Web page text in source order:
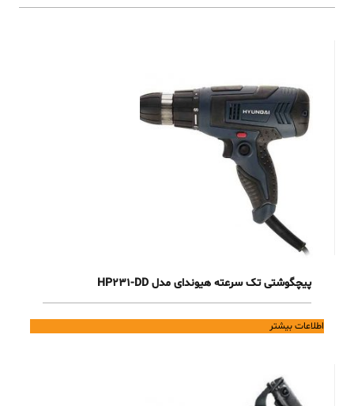
پیچگوشتی تک سرعته هیوندای مدل HP231-DD
اطلاعات بیشتر